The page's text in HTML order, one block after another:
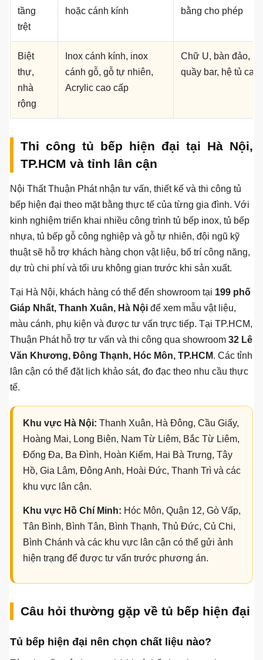
Gia
đình
nhiều
Thùng inox, cánh kính,
Chữ L, chữ U hoặc
Chung
cư nhỏ
Acrylic, Laminate sáng
Nhà
phố
trệt
Thùng inox, nhựa
Picomat, cánh Acrylic
Chữ L, chữ I hoặc
Biệt
thự,
nhà
rộng
Inox cánh kính, inox
cánh gỗ, gỗ tự nhiên,
Acrylic cao cấp
Chữ U, bàn đảo,
quầy bar, hệ tủ cao
Thi công tủ bếp hiện đại tại Hà Nội,
TP.HCM và tỉnh lân cận
Nội Thất Thuận Phát nhận tư vấn, thiết kế và thi công tủ
bếp hiện đại theo mặt bằng thực tế của từng gia đình. Với
kinh nghiệm triển khai nhiều công trình tủ bếp inox, tủ bếp
thuật sẽ hỗ trợ khách hàng chọn vật liệu, bố trí công năng,
dự trù chi phí và tối ưu không gian trước khi sản xuất.
Tại Hà Nội, khách hàng có thể đến showroom tại 199 phố
Giáp Nhất, Thanh Xuân, Hà Nội để xem mẫu vật liệu,
màu cánh, phụ kiện và được tư vấn trực tiếp. Tại TP.HCM,
Thuận Phát hỗ trợ tư vấn và thi công qua showroom32 Lê
Văn Khương, Đông Thạnh, Hóc Môn, TP.HCM. Các tỉnh
lân cận có thể đặt lịch khảo sát, đo đạc theo nhu cầu thực
Hoàng Mai, Long Biên, Nam Từ Liêm, Bắc Từ Liêm,
Đống Đa, Ba Đình, Hoàn Kiếm, Hai Bà Trưng, Tây
Hồ, Gia Lâm, Đông Anh, Hoài Đức, Thanh Trì và các